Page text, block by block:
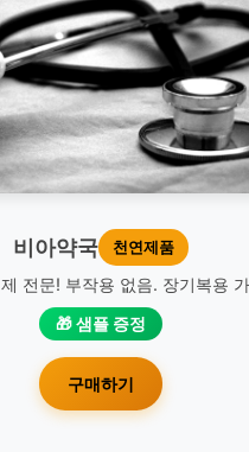
비아약국 천연제품
전문! 부작용 없음. 장기복용
🎁 샘플 증정
구매하기